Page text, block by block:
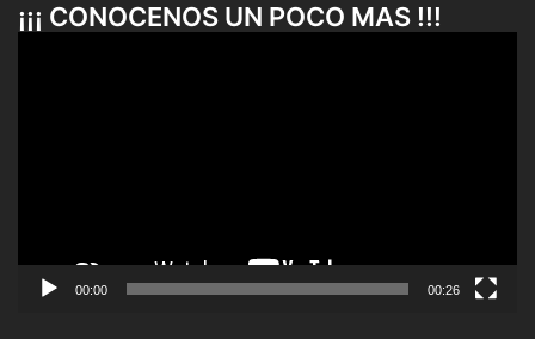
¡¡¡ CONOCENOS UN POCO MAS !!!
00:00 00:26